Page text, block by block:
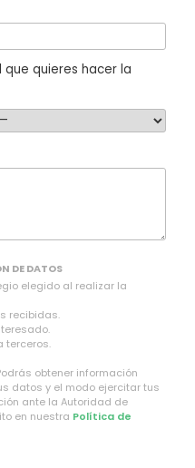
quieres hacer la
DE DATOS
elegido al realizar la
recibidas.
terceros.
obtener información
datos y el modo ejercitar tus
ante la Autoridad de
en nuestra Política de